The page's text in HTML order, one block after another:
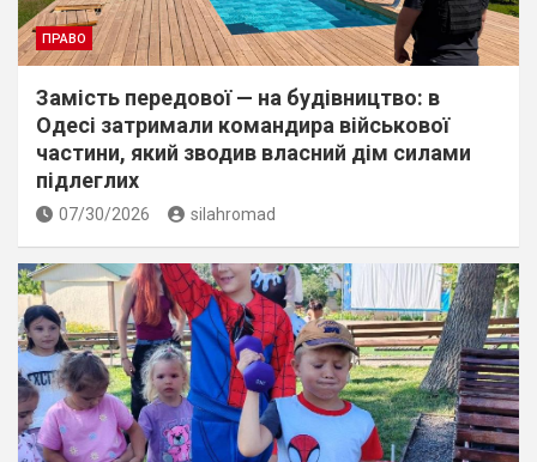
ПРАВО
Замість передової — на будівництво: в
Одесі затримали командира військової
частини, який зводив власний дім силами
підлеглих
07/30/2026 silahromad